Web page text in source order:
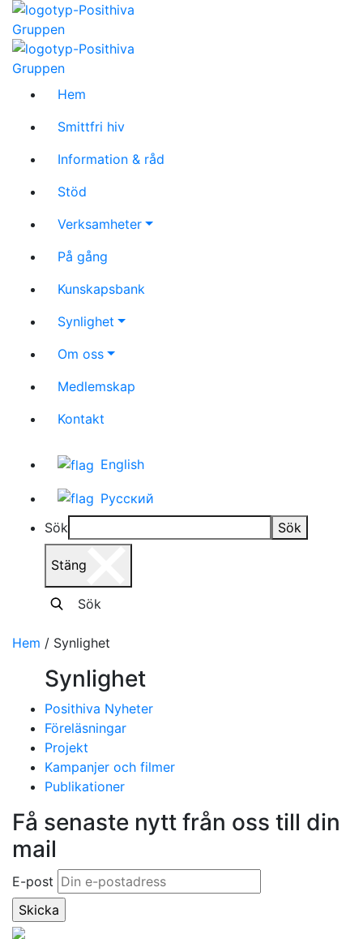
Hem
Smittfri hiv
Information & råd
Stöd
Verksamheter
På gång
Kunskapsbank
Synlighet
Om oss
Medlemskap
Kontakt
English
Русский
Sök
Sök
Stäng
Sök
Hem / Synlighet
Synlighet
Posithiva Nyheter
Föreläsningar
Projekt
Kampanjer och filmer
Publikationer
Få senaste nytt från oss till din
mail
E-post